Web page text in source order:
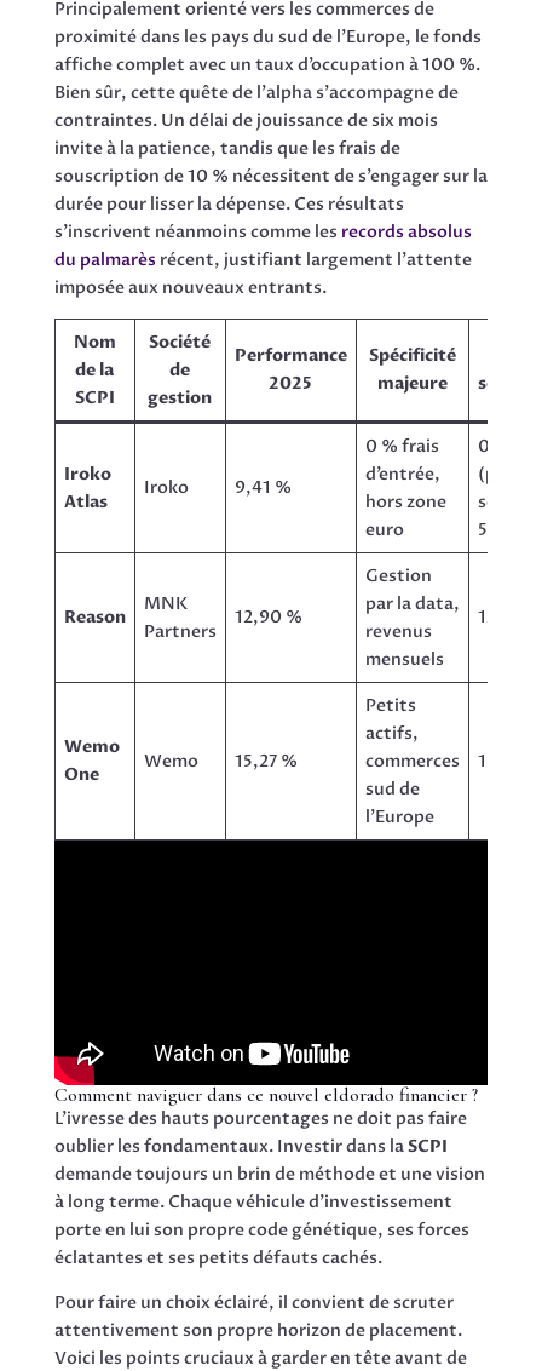
Principalement orienté vers les commerces de
proximité dans les pays du sud de l’Europe, le fonds
affiche complet avec un taux d’occupation à 100 %.
Bien sûr, cette quête de l’alpha s’accompagne de
contraintes. Un délai de jouissance de six mois
invite à la patience, tandis que les frais de
souscription de 10 % nécessitent de s’engager sur la
durée pour lisser la dépense. Ces résultats
s’inscrivent néanmoins comme les records absolus
du palmarèsrécent, justifiant largement l’attente
imposée aux nouveaux entrants.
Nom
de la
SCPI
Société
de
gestion
Performance
2025
Spécificité
majeure
Iroko
Atlas
Iroko 9,41 %
0 % frais
d’entrée,
hors zone
euro
0 %
sortie
5 ans)
Reason
MNK
Partners
12,90 %
Gestion
par la data,
revenus
mensuels
12 %
Wemo
One
Wemo 15,27 %
Petits
actifs,
commerces
sud de
l’Europe
10 %
Comment naviguer dans ce nouvel eldorado financier ?
L’ivresse des hauts pourcentages ne doit pas faire
oublier les fondamentaux. Investir dans laSCPI
demande toujours un brin de méthode et une vision
à long terme. Chaque véhicule d’investissement
porte en lui son propre code génétique, ses forces
éclatantes et ses petits défauts cachés.
Pour faire un choix éclairé, il convient de scruter
attentivement son propre horizon de placement.
Voici les points cruciaux à garder en tête avant de